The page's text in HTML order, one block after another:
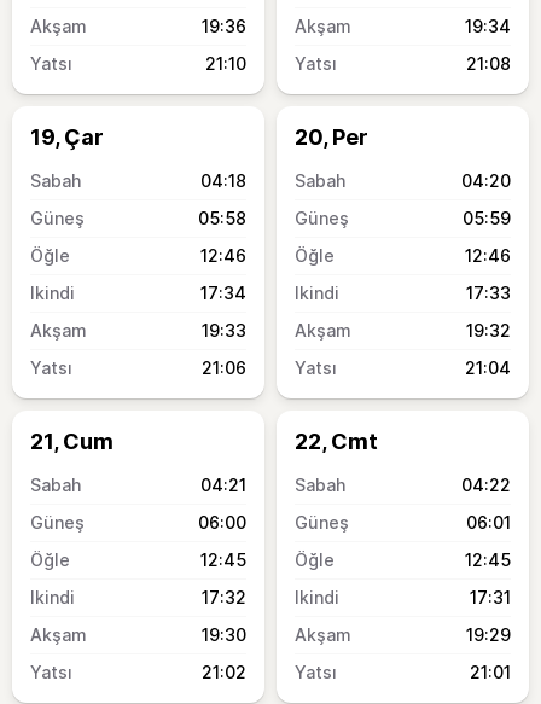
19:36
21:10
19:34
21:08
19, Çar
04:18
05:58
12:46
17:34
19:33
21:06
20, Per
04:20
05:59
12:46
17:33
19:32
21:04
21, Cum
04:21
06:00
12:45
17:32
19:30
21:02
22, Cmt
04:22
06:01
12:45
17:31
19:29
21:01